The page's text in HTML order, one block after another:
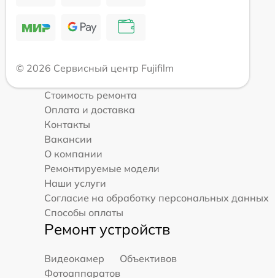
© 2026 Сервисный центр Fujifilm
Стоимость ремонта
Оплата и доставка
Контакты
Вакансии
О компании
Ремонтируемые модели
Наши услуги
Согласие на обработку персональных данных
Способы оплаты
Ремонт устройств
Видеокамер
Объективов
Фотоаппаратов